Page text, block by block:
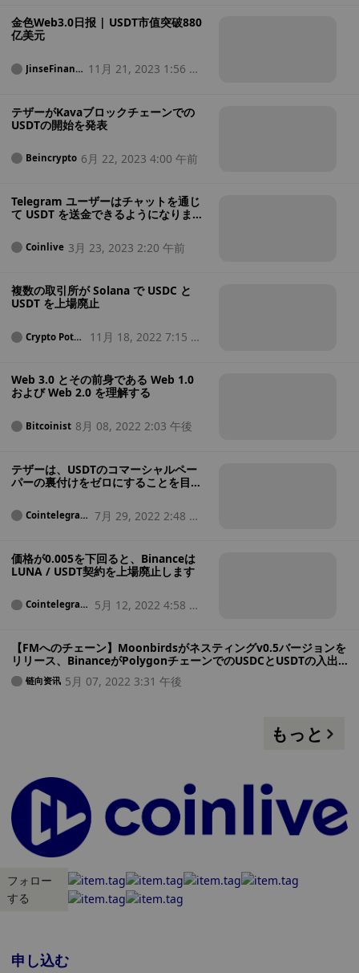
金色Web3.0日报 | USDT市值突破880
亿美元
JinseFinanc
11月 21, 2023 1:56 午
テザーがKavaブロックチェーンでの
USDTの開始を発表
Beincrypto 6月 22, 2023 4:00 午前
Telegram ユーザーはチャットを通じ
て USDT を送金できるようになりまし
Coinlive 3月 23, 2023 2:20 午前
複数の取引所が Solana で USDC と
USDT を上場廃止
Crypto Potat
11月 18, 2022 7:15 午
Web 3.0 とその前身である Web 1.0
および Web 2.0 を理解する
Bitcoinist 8月 08, 2022 2:03 午後
テザーは、USDTのコマーシャルペー
パーの裏付けをゼロにすることを目指
Cointelegrap
7月 29, 2022 2:48 午
価格が0.005を下回ると、Binanceは
LUNA / USDT契約を上場廃止します
Cointelegrap
5月 12, 2022 4:58 午
【FMへのチェーン】Moonbirdsがネスティングv0.5バージョンを
リリース、BinanceがPolygonチェーンでのUSDCとUSDTの入出
金をサポート
链向资讯 5月 07, 2022 3:31 午後
もっと
フォロー
する
申し込む